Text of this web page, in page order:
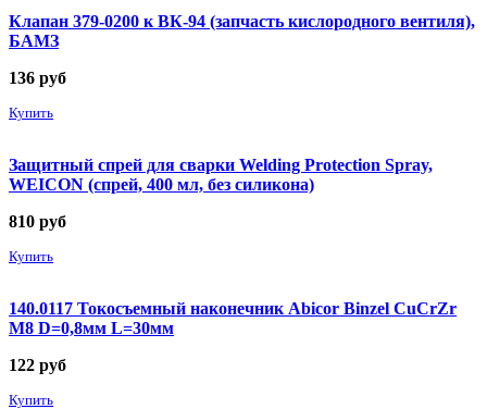
Клапан 379-0200 к ВК-94 (запчасть кислородного вентиля),
БАМЗ
136 руб
Купить
Защитный спрей для сварки Welding Protection Spray,
WEICON (спрей, 400 мл, без силикона)
810 руб
Купить
140.0117 Токосъемный наконечник Abicor Binzel CuCrZr
М8 D=0,8мм L=30мм
122 руб
Купить